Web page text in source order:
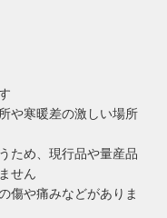
や寒暖差の激しい場所
ため、現行品や量産品
せん
傷や痛みなどがありま